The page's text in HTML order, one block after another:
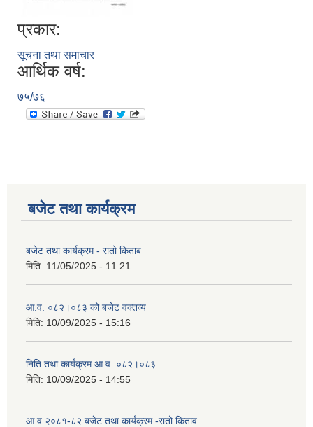
प्रकार:
सूचना तथा समाचार
आर्थिक वर्ष:
७५/७६
बजेट तथा कार्यक्रम
बजेट तथा कार्यक्रम - रातो किताब
मिति: 11/05/2025 - 11:21
आ.व. ०८२।०८३ को बजेट वक्तव्य
मिति: 10/09/2025 - 15:16
निति तथा कार्यक्रम आ.व. ०८२।०८३
मिति: 10/09/2025 - 14:55
आ व २०८१-८२ बजेट तथा कार्यक्रम -रातो किताव